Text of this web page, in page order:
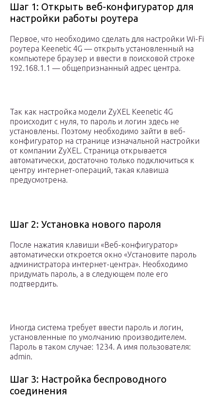
Шаг 1: Открыть веб-конфигуратор для
настройки работы роутера
Первое, что необходимо сделать для настройки Wi-Fi
роутера Keenetic 4G — открыть установленный на
компьютере браузер и ввести в поисковой строке
192.168.1.1 — общепризнанный адрес центра.
Так как настройка модели ZyXEL Keenetic 4G
происходит с нуля, то пароль и логин здесь не
установлены. Поэтому необходимо зайти в веб-
конфигуратор на странице изначальной настройки
от компании ZyXEL. Страница открывается
автоматически, достаточно только подключиться к
центру интернет-операций, такая клавиша
предусмотрена.
Шаг 2: Установка нового пароля
После нажатия клавиши «Веб-конфигуратор»
автоматически откроется окно «Установите пароль
администратора интернет-центра». Необходимо
придумать пароль, а в следующем поле его
подтвердить.
Иногда система требует ввести пароль и логин,
установленные по умолчанию производителем.
Пароль в таком случае: 1234. А имя пользователя:
admin.
Шаг 3: Настройка беспроводного
соединения